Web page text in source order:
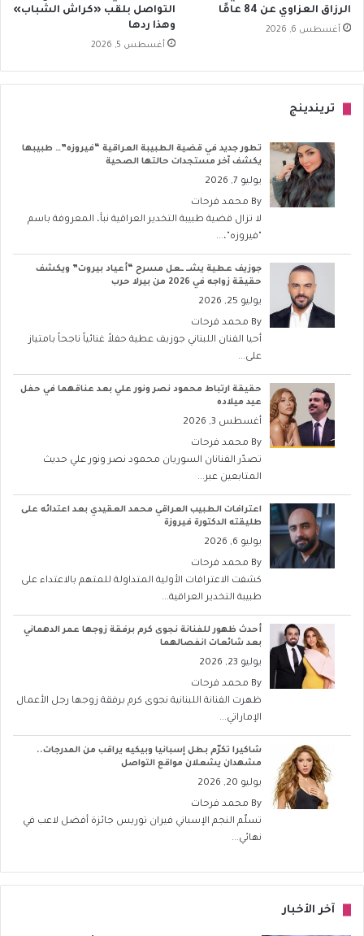
الرزاق العزاوي عن 84 عامًا
أغسطس 6, 2026
التواصل بلقب «كراش الشباب»
وهذا ردها
أغسطس 5, 2026
تريندينج
تطور جديد في قضية الطبيبة العراقية “فيروزه”… طبيبها
يكشف آخر مستجدات حالتها الصحية
يوليو 7, 2026
By محمد فرحات
لا تزال قضية طبيبة التخدير العراقية نبأ، المعروفة باسم
"فيروزه"،...
جوزيف عطية يشــ ــعل مسرح “أعياد بيروت” ويكشف
حقيقة زواجه في 2026 من بيرلا حرب
يوليو 25, 2026
By محمد فرحات
أحيا الفنان اللبناني جوزيف عطية حفلاً غنائياً ناجحاً بامتياز
على...
حقيقة ارتباط محمود نصر ونور علي بعد عناقهما في حفل
عيد ميلاده
أغسطس 3, 2026
By محمد فرحات
تصدّر الفنانان السوريان محمود نصر ونور علي حديث
المتابعين عبر...
اعترافات الطبيب العراقي محمد العقيدي بعد اعتدائه على
طليقته الدكتورة فيروزة
يوليو 6, 2026
By محمد فرحات
كشفت الاعترافات الأولية المتداولة للمتهم بالاعتداء على
طبيبة التخدير العراقية...
أحدث ظهور للفنانة نجوى كرم برفقة زوجها عمر الدهماني
بعد شائعات انفصالهما
يوليو 23, 2026
By محمد فرحات
ظهرت الفنانة اللبنانية نجوى كرم برفقة زوجها رجل الأعمال
الإماراتي...
شاكيرا تكرّم بطل إسبانيا وبيكيه يراقب من المدرجات..
مشهدان يشعلان مواقع التواصل
يوليو 20, 2026
By محمد فرحات
تسلّم النجم الإسباني فيران توريس جائزة أفضل لاعب في
نهائي...
آخر الأخبار